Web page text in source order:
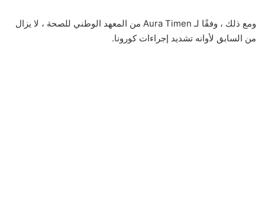
ومع ذلك ، وفقًا لـ Aura Timen من المعهد الوطني للصحة ، لا يزال
من السابق لأوانه تشديد إجراءات كورونا.